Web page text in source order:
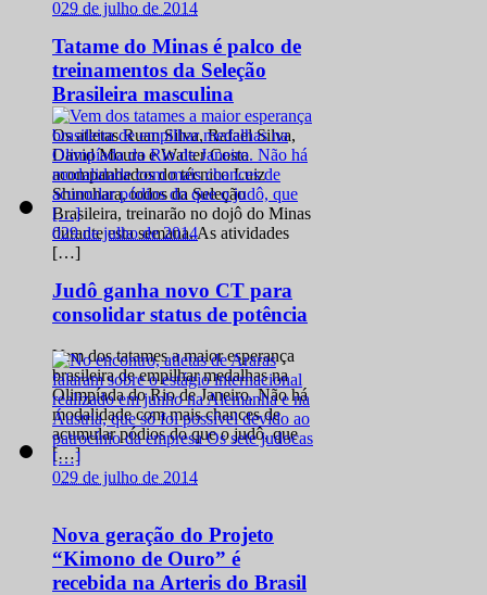
029 de julho de 2014
Tatame do Minas é palco de
treinamentos da Seleção
Brasileira masculina
Os atletas Ruan Silva, Rafael Silva,
David Moura e Walter Costa
acompanhados do técnico Luiz
Shinohara, todos da Seleção
Brasileira, treinarão no dojô do Minas
durante esta semana. As atividades
[…]
029 de julho de 2014
Judô ganha novo CT para
consolidar status de potência
Vem dos tatames a maior esperança
brasileira de empilhar medalhas na
Olimpíada do Rio de Janeiro. Não há
modalidade com mais chances de
acumular pódios do que o judô, que
[…]
029 de julho de 2014
Nova geração do Projeto
“Kimono de Ouro” é
recebida na Arteris do Brasil